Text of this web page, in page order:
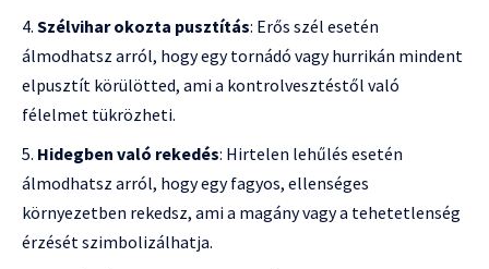
Szélvihar okozta pusztítás: Erős szél esetén
álmodhatsz arról, hogy egy tornádó vagy hurrikán mindent
elpusztít körülötted, ami a kontrolvesztéstől való
félelmet tükrözheti.
Hidegben való rekedés: Hirtelen lehűlés esetén
álmodhatsz arról, hogy egy fagyos, ellenséges
környezetben rekedsz, ami a magány vagy a tehetetlenség
érzését szimbolizálhatja.